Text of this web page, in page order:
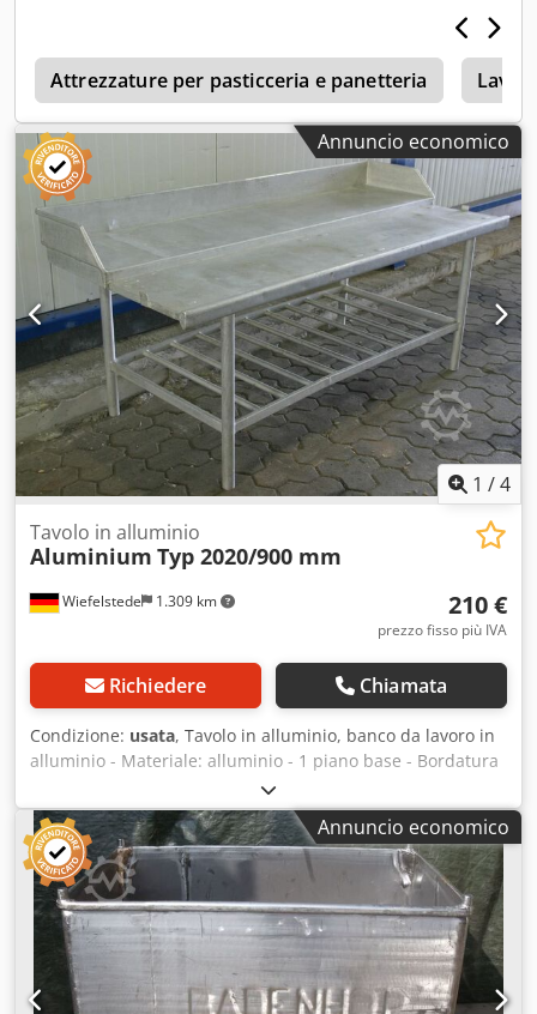
Attrezzature per pasticceria e panetteria
Annuncio economico
1 /4
Wiefelstede 1.309 km
Tavolo in alluminio
Aluminium Typ 2020/900 mm
210 €
prezzo fisso più IVA
Richiedere Chiamata
Condizione: usata, Tavolo in alluminio, banco da lavoro in
alluminio - Materiale: alluminio - 1 piano base - Bordatura
- Piedi: regolabili - Dimensioni: 2020/900/H960 mm
Chodpfx Anob Nx H Ij Eea - Peso: 30 kg
Annuncio economico